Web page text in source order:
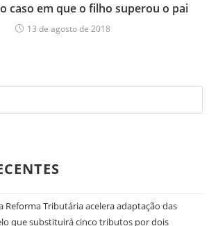
caso em que o filho superou o pai
13 de agosto de 2018
Reforma Tributária acelera adaptação das
que substituirá cinco tributos por dois